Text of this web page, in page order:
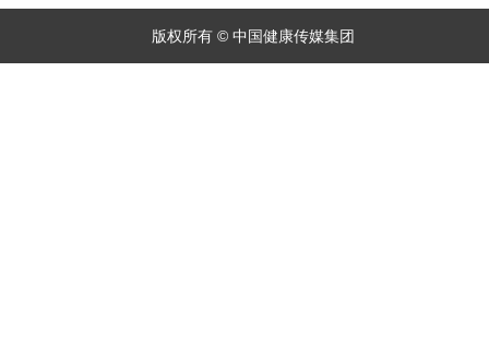
版权所有 © 中国健康传媒集团